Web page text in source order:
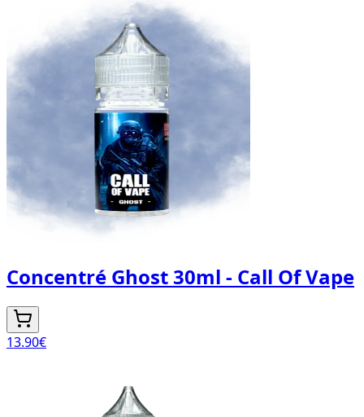
Concentré Ghost 30ml - Call Of Vape
13.90€